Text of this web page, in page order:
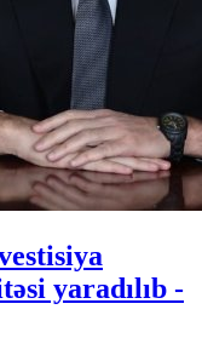
yaradılıb -